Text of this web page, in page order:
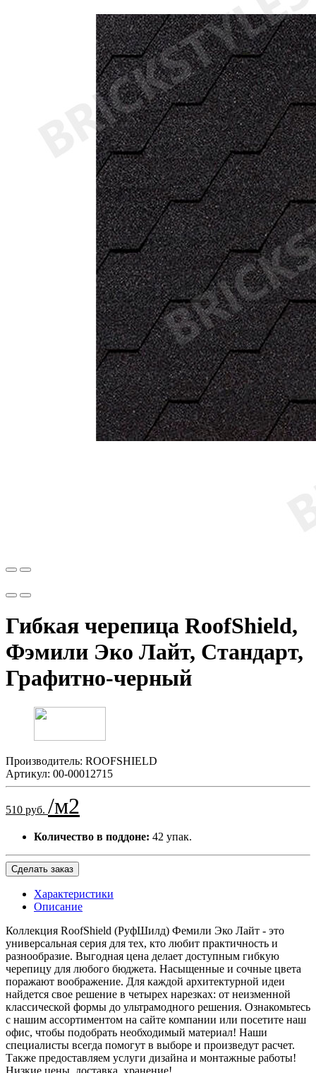
Гибкая черепица RoofShiеld,
Фэмили Эко Лайт, Стандарт,
Графитно-черный
Производитель: ROOFSHIELD
Артикул: 00-00012715
510 руб. /м2
Количество в поддоне: 42 упак.
Сделать заказ
Характеристики
Описание
Коллекция RoofShield (РуфШилд) Фемили Эко Лайт - это
универсальная серия для тех, кто любит практичность и
разнообразие. Выгодная цена делает доступным гибкую
черепицу для любого бюджета. Насыщенные и сочные цвета
поражают воображение. Для каждой архитектурной идеи
найдется свое решение в четырех нарезках: от неизменной
классической формы до ультрамодного решения. Ознакомьтесь
с нашим ассортиментом на сайте компании или посетите наш
офис, чтобы подобрать необходимый материал! Наши
специалисты всегда помогут в выборе и произведут расчет.
Также предоставляем услуги дизайна и монтажные работы!
Низкие цены, доставка, хранение!